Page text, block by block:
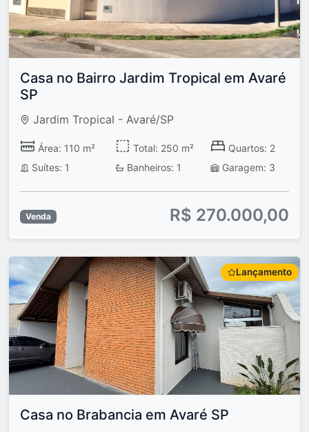
Casa no Bairro Jardim Tropical em Avaré
SP
Jardim Tropical - Avaré/SP
Área: 110 m² Total: 250 m²
Quartos: 2
Suítes: 1
Banheiros: 1 Garagem: 3
Venda R$ 270.000,00
Lançamento
Casa no Brabancia em Avaré SP